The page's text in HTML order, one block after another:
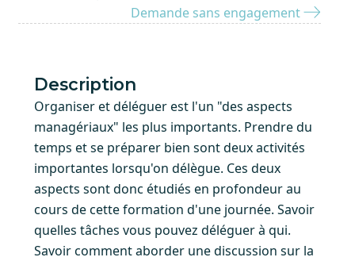
Demande sans engagement
Description
Organiser et déléguer est l'un "des aspects
managériaux" les plus importants. Prendre du
temps et se préparer bien sont deux activités
importantes lorsqu'on délègue. Ces deux
aspects sont donc étudiés en profondeur au
cours de cette formation d'une journée. Savoir
quelles tâches vous pouvez déléguer à qui.
Savoir comment aborder une discussion sur la